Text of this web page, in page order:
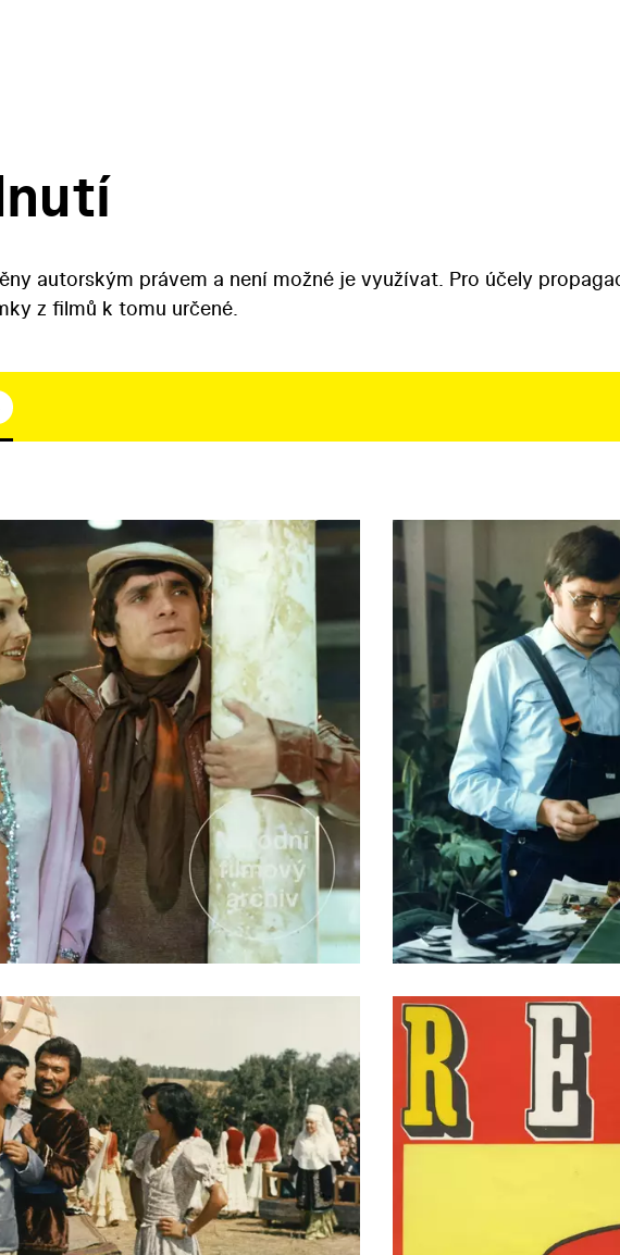
autorským právem a není možné je využívat. Pro účely
z filmů k tomu určené.